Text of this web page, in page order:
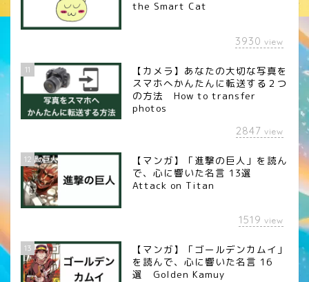
the Smart Cat
3930 view
11
【カメラ】あなたの大切な写真を
スマホへかんたんに転送する２つ
の方法 How to transfer
photos
2847 view
12
【マンガ】「進撃の巨人」を読ん
で、心に響いた名言 13選
Attack on Titan
1519 view
13
【マンガ】「ゴールデンカムイ」
を読んで、心に響いた名言 16
選 Golden Kamuy